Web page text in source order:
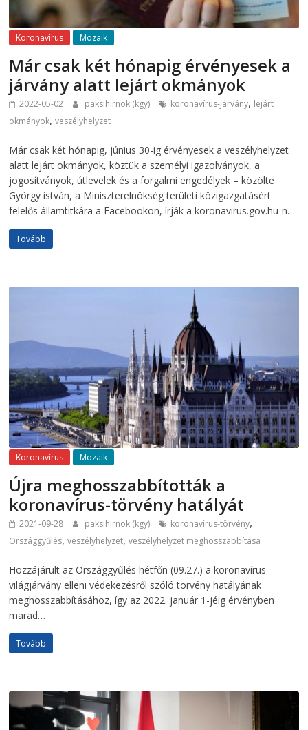
Koronavírus Mozaik
Már csak két hónapig érvényesek a
járvány alatt lejárt okmányok
2022-05-02 paksihirnok (kgy) koronavírus-járvány, lejárt
okmányok,veszélyhelyzet
Már csak két hónapig, június 30-ig érvényesek a veszélyhelyzet
alatt lejárt okmányok, köztük a személyi igazolványok, a
jogosítványok, útlevelek és a forgalmi engedélyek – közölte
György istván, a Miniszterelnökség területi közigazgatásért
felelős államtitkára a Facebookon, írják a koronavirus.gov.hu-n…
Tovább
Koronavírus Mozaik
Újra meghosszabbították a
koronavírus-törvény hatályát
2021-09-28 paksihirnok (kgy) koronavírus-törvény,
Országgyűlés,veszélyhelyzet,veszélyhelyzet meghosszabbítása
Hozzájárult az Országgyűlés hétfőn (09.27.) a koronavírus-
világjárvány elleni védekezésről szóló törvény hatályának
meghosszabbításához, így az 2022. január 1-jéig érvényben
marad…
Tovább